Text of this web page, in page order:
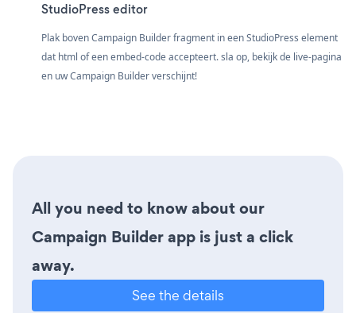
StudioPress editor
Plak boven Campaign Builder fragment in een StudioPress element
dat html of een embed-code accepteert. sla op, bekijk de live-pagina
en uw Campaign Builder verschijnt!
All you need to know about our
Campaign Builder app is just a click
away.
See the details